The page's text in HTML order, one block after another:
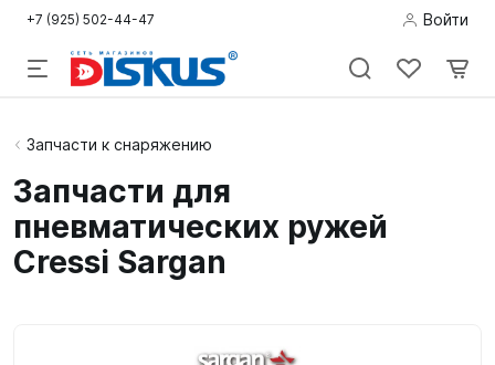
+7 (925) 502-44-47 Войти
Подводная
Дайвинг
Снорклинг /
Запчасти к снаряжению
Запчасти для
пневматических ружей
Cressi Sargan